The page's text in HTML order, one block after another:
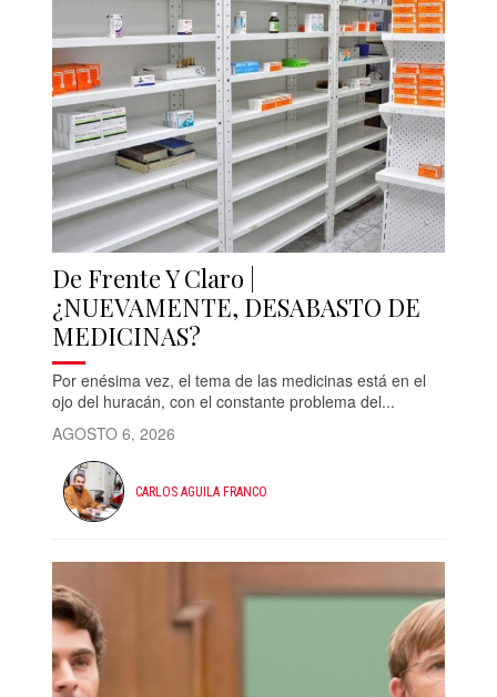
De Frente Y Claro |
¿NUEVAMENTE, DESABASTO DE
MEDICINAS?
Por enésima vez, el tema de las medicinas está en el
ojo del huracán, con el constante problema del...
AGOSTO 6, 2026
CARLOS AGUILA FRANCO